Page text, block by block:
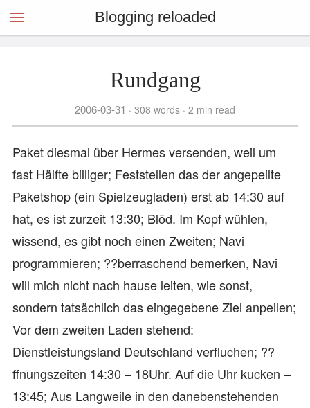
Blogging reloaded
Rundgang
2006-03-31 308 words 2 min read
Paket diesmal über Hermes versenden, weil um
fast Hälfte billiger; Feststellen das der angepeilte
Paketshop (ein Spielzeugladen) erst ab 14:30 auf
hat, es ist zurzeit 13:30; Blöd. Im Kopf wühlen,
wissend, es gibt noch einen Zweiten; Navi
programmieren; ??berraschend bemerken, Navi
will mich nicht nach hause leiten, wie sonst,
sondern tatsächlich das eingegebene Ziel anpeilen;
Vor dem zweiten Laden stehend:
Dienstleistungsland Deutschland verfluchen; ??
ffnungszeiten 14:30 – 18Uhr. Auf die Uhr kucken –
13:45; Aus Langweile in den danebenstehenden